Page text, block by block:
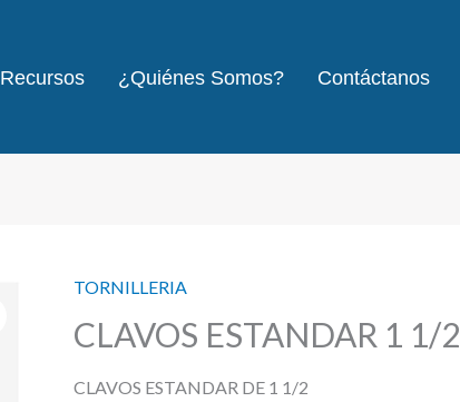
Recursos ¿Quiénes Somos? Contáctanos
TORNILLERIA
CLAVOS ESTANDAR 1 1/2
CLAVOS ESTANDAR DE 1 1/2